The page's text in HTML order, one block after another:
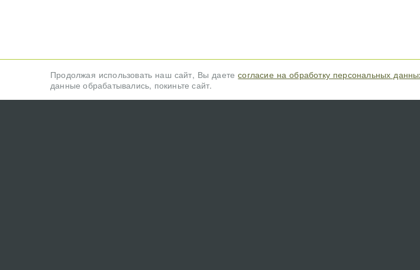
Продолжая использовать наш сайт, Вы даетесогласие на обработку персональных
данные обрабатывались, покиньте сайт.